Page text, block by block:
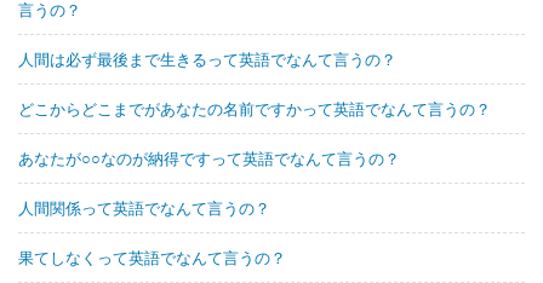
言うの？
人間は必ず最後まで生きるって英語でなんて言うの？
どこからどこまでがあなたの名前ですかって英語でなんて言うの？
あなたが○○なのが納得ですって英語でなんて言うの？
人間関係って英語でなんて言うの？
果てしなくって英語でなんて言うの？